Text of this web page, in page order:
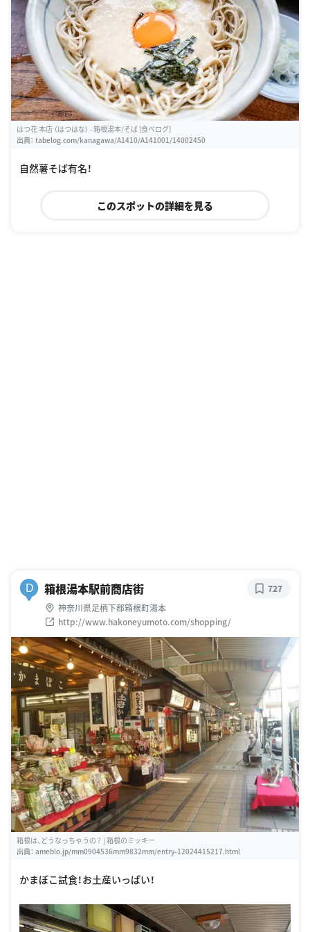
はつ花 本店 （はつはな） - 箱根湯本/そば [食べログ]
出典： tabelog.com/kanagawa/A1410/A141001/14002450
自然薯そば有名！
このスポットの詳細を見る
D 箱根湯本駅前商店街
神奈川県足柄下郡箱根町湯本
http://www.hakoneyumoto.com/shopping/
727
箱根は、どうなっちゃうの？ | 箱根のミッキー
出典： ameblo.jp/mm0904536mm9832mm/entry-12024415217.html
かまぼこ試食！お土産いっぱい！